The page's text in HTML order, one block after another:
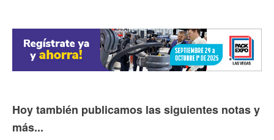
Hoy también publicamos las siguientes notas y
más...